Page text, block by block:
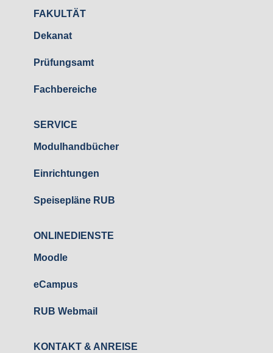
FAKULTÄT
Dekanat
Prüfungsamt
Fachbereiche
SERVICE
Modulhandbücher
Einrichtungen
Speisepläne RUB
ONLINEDIENSTE
Moodle
eCampus
RUB Webmail
KONTAKT & ANREISE